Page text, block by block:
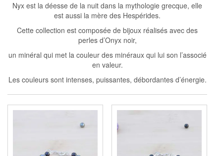
Nyx est la déesse de la nuit dans la mythologie grecque, elle
est aussi la mère des Hespérides.
Cette collection est composée de bijoux réalisés avec des
perles d’Onyx noir,
un minéral qui met la couleur des minéraux qui lui son l’associé
en valeur.
Les couleurs sont intenses, puissantes, débordantes d’énergie.